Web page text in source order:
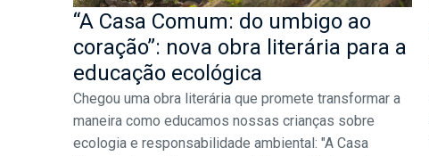
“A Casa Comum: do umbigo ao
coração”: nova obra literária para a
educação ecológica
Chegou uma obra literária que promete transformar a
maneira como educamos nossas crianças sobre
ecologia e responsabilidade ambiental: "A Casa